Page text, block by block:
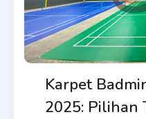
Karpet
2025: Pilihan